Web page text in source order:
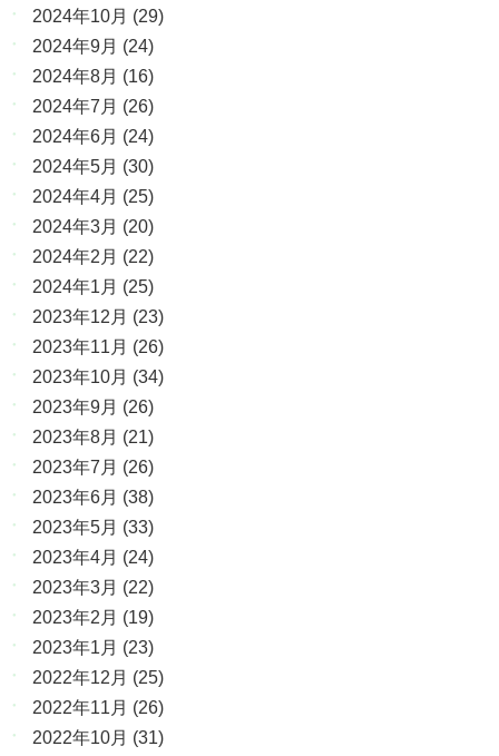
2024年10月 (29)
2024年9月 (24)
2024年8月 (16)
2024年7月 (26)
2024年6月 (24)
2024年5月 (30)
2024年4月 (25)
2024年3月 (20)
2024年2月 (22)
2024年1月 (25)
2023年12月 (23)
2023年11月 (26)
2023年10月 (34)
2023年9月 (26)
2023年8月 (21)
2023年7月 (26)
2023年6月 (38)
2023年5月 (33)
2023年4月 (24)
2023年3月 (22)
2023年2月 (19)
2023年1月 (23)
2022年12月 (25)
2022年11月 (26)
2022年10月 (31)